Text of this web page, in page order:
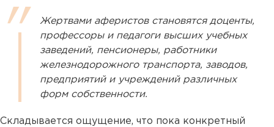
Жертвами аферистов становятся доценты,
профессоры и педагоги высших учебных
заведений, пенсионеры, работники
железнодорожного транспорта, заводов,
предприятий и учреждений различных
форм собственности.
Складывается ощущение, что пока конкретный